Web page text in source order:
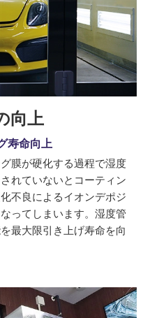
向上
寿命向上
膜が硬化する過程で湿度
れていないとコーティン
不良によるイオンデポジ
ってしまいます。湿度管
最大限引き上げ寿命を向